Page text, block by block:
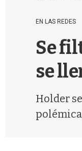
EN LAS REDES
Se
se
Holder
polémica